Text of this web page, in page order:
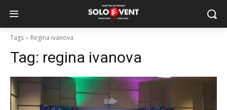
Tags Regina ivanova
Tag: regina ivanova